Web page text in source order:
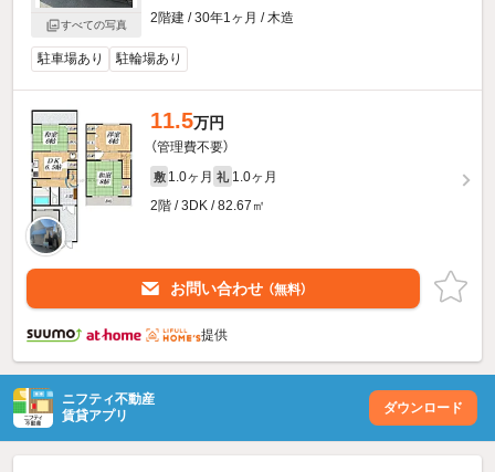
すべての写真
2階建 / 30年1ヶ月 / 木造
駐車場あり 駐輪場あり
11.5万円
（管理費不要）
敷 1.0ヶ月 礼 1.0ヶ月
2階 / 3DK / 82.67㎡
お問い合わせ （無料）
提供
ニフティ不動産
賃貸アプリ
ダウンロード